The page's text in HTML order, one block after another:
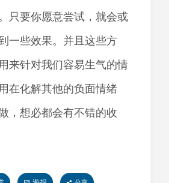
只要你愿意尝试，就会或
一些效果。并且这些方
来针对我们容易生气的情
在化解其他的负面情绪
，想必都会有不错的收